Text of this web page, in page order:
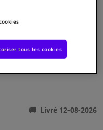
Livré 12-08-2026
tous les cookies